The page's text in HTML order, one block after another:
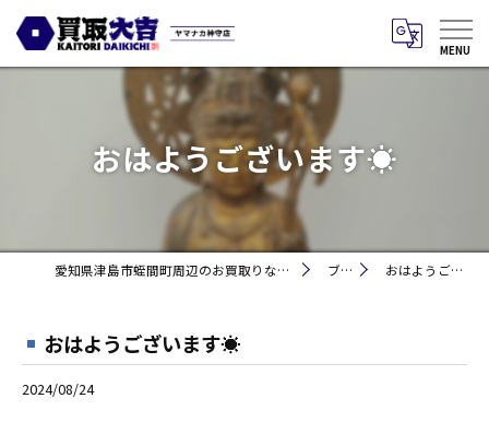
おはようございます☀
愛知県津島市蛭間町周辺のお買取りなら買取大吉 ヤマナカ神守店 ブログ おはようございます☀
おはようございます☀
2024/08/24